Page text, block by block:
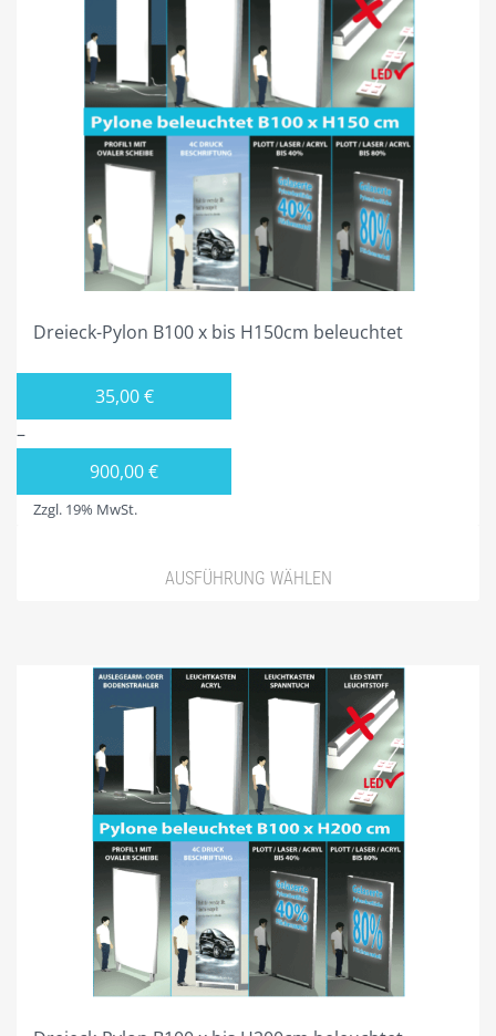
PYLONE B300CM
PYLONE B100CM BELEUCHTET
PYLONE B125CM BELEUCHTET
PYLONE B150CM BELEUCHTET
PYLONE B200CM BELEUCHTET
PYLONE B250CM BELEUCHTET
PYLONE B300CM BELEUCHTET
STIEL-PYLONE / WERBEMASTEN
ZUBEHÖR
PROJEKTIERUNG
3ECK-PYLONE
DREIECK PYLONE B200CM
DREIECK PYLONE B250CM
DREIECK PYLONE B300CM
DREIECK PYLONE B100CM BELEUCHTET
DREIECK PYLONE B125CM BELEUCHTET
DREIECK PYLONE B150CM BELEUCHTET
DREIECK PYLONE B200CM BELEUCHTET
DREIECK PYLONE B250CM BELEUCHTET
Dreieck-Pylon B100 x bis H150cm beleuchtet
35,00€
–
900,00€
Zzgl. 19% MwSt.
AUSFÜHRUNG WÄHLEN